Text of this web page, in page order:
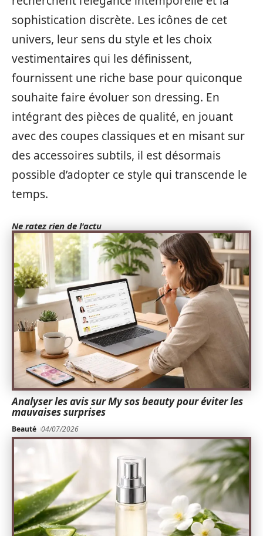
sophistication discrète. Les icônes de cet
univers, leur sens du style et les choix
vestimentaires qui les définissent,
fournissent une riche base pour quiconque
souhaite faire évoluer son dressing. En
intégrant des pièces de qualité, en jouant
avec des coupes classiques et en misant sur
des accessoires subtils, il est désormais
possible d’adopter ce style qui transcende le
temps.
Ne ratez rien de l'actu
Analyser les avis sur My sos beauty pour éviter les
mauvaises surprises
Beauté 04/07/2026